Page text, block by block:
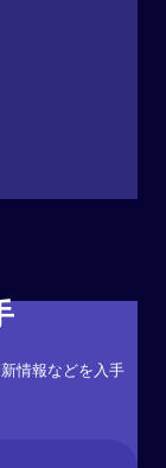
情報などを入手